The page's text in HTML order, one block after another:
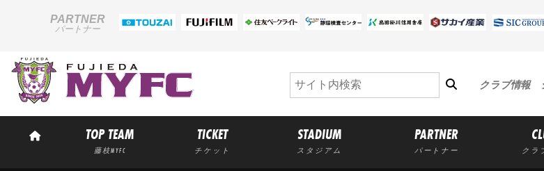
PARTNER
パートナー
クラブ情報
TOP TEAM
藤枝MYFC
TICKET
チケット
STADIUM
スタジアム
PARTNER
パートナー クラ